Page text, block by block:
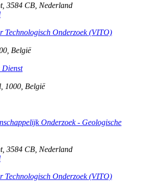
, 3584 CB Nederland
Technologisch Onderzoek (VITO)
België
Dienst
1000 België
Onderzoek - Geologische
, 3584 CB Nederland
Technologisch Onderzoek (VITO)